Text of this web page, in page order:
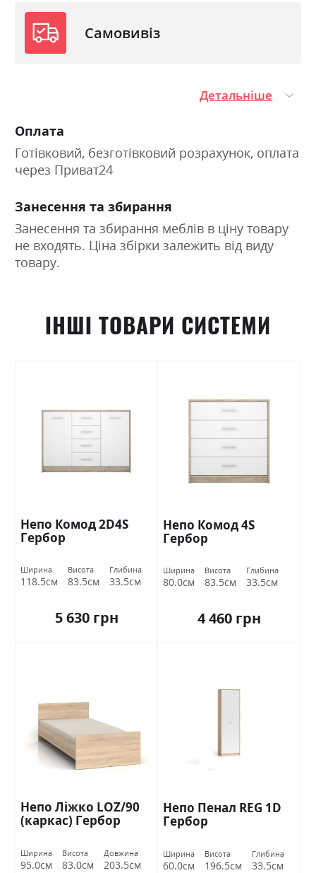
Самовивіз
Детальніше
Оплата
Готівковий, безготівковий розрахунок, оплата
через Приват24
Занесення та збирання
Занесення та збирання меблів в ціну товару
не входять. Ціна збірки залежить від виду
товару.
ІНШІ ТОВАРИ СИСТЕМИ
Непо Комод 2D4S
Гербор
Ширина
118.5см
Висота
83.5см
Глибина
33.5см
5 630 грн
Непо Комод 4S
Гербор
Ширина
80.0см
Висота
83.5см
Глибина
33.5см
4 460 грн
Непо Ліжко LOZ/90
(каркас) Гербор
Ширина
95.0см
Висота
83.0см
Довжина
203.5см
Непо Пенал REG 1D
Гербор
Ширина
60.0см
Висота
196.5см
Глибина
33.5см